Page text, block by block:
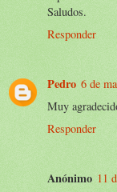
Saludos.
Responder
Pedro 6 de
Muy
Responder
Anónimo 11